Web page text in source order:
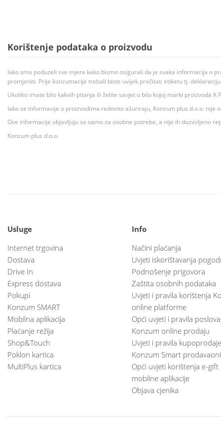
Korištenje podataka o proizvodu
Iako smo poduzeli sve mjere kako bismo osigurali da je svaka informacija o
promjeniti. Prije konzumacije trebali biste uvijek pročitati etiketu tj.
Ukoliko imate bilo kakvih pitanja ili želite savjet o bilo kojoj marki proizvoda
Iako se informacije o proizvodima redovito ažuriraju, Konzum plus d.o.o.
Ove informacije objavljuju se samo za osobne potrebe, a nije ih dozvoljeno
Konzum plus d.o.o.
Usluge
Internet trgovina
Dostava
Drive In
Express dostava
Pokupi
Konzum SMART
Mobilna aplikacija
Plaćanje režija
Shop&Touch
Poklon kartica
MultiPlus kartica
Info
Načini plaćanja
Uvjeti iskorištavanja
Podnošenje prigovora
Zaštita osobnih podataka
Uvjeti i pravila korištenja
online platforme
Opći uvjeti i pravila
Konzum online prodaju
Uvjeti i pravila
Konzum Smart
Opći uvjeti korištenja e-gift
mobilne aplikacije
Objava cjenika